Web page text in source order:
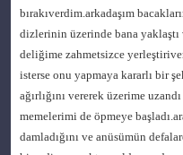
bırakıverdim.arkadaşım
dizlerinin üzerinde bana yaklaştı
deliğime zahmetsizce
isterse onu yapmaya kararlı bir
ağırlığını vererek üzerime
memelerimi de öpmeye
damladığını ve anüsümün